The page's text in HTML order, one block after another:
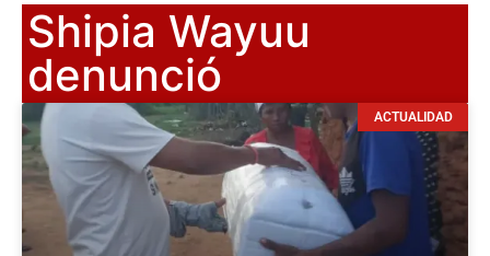
Shipia Wayuu
denunció
ACTUALIDAD